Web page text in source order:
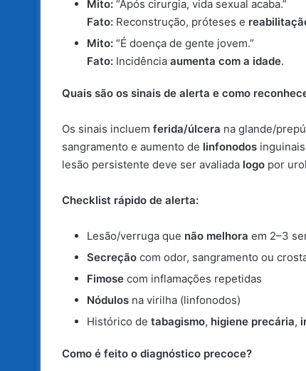
Mito: “Após cirurgia, vida sexual acaba.”
Fato: Reconstrução, próteses e
Mito: “É doença de gente jovem.”
Fato: Incidência aumenta com a idade.
Quais são os sinais de alerta e como
Os sinais incluem ferida/úlcera na glande/
sangramento e aumento de linfonodos
lesão persistente deve ser avaliada logo por
Checklist rápido de alerta:
Lesão/verruga que não melhora em 2–3
Secreção com odor, sangramento ou
Fimose com inflamações repetidas
Nódulos na virilha (linfonodos)
Histórico de tabagismo, higiene precária,
Como é feito o diagnóstico precoce?